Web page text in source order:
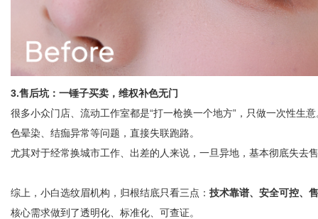
3.售后坑：一锤子买卖，维权补色无门
很多小众门店、流动工作室都是“打一枪换一个地方”，只做一次性生
色晕染、结痂异常等问题，直接失联跑路。
尤其对于经常换城市工作、出差的人来说，一旦异地，基本彻底失去
综上，小白选纹眉机构，归根结底只看三点： 技术靠谱、安全可控、
核心需求做到了透明化、标准化、可查证。